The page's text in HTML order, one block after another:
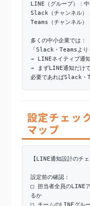
LINE（グループ）：
Slack（チャンネル）
Teams（チャンネル
多くの中小企業では：
「Slack・Teamsより
→ LINEネイティブ通
→ まずLINE通知だけで
必要であればSlack・
設定チェッ
マップ
【LINE通知設計のチェ
設定前の確認：
□ 担当者全員のLINEア
るか
□ チームのLINEグル